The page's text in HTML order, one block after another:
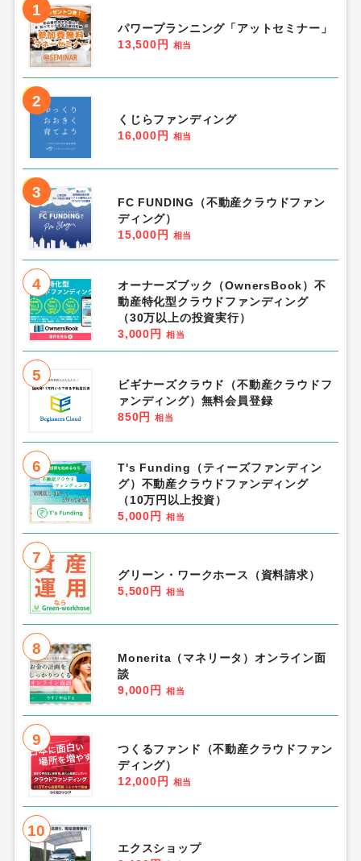
1
パワープランニング「アットセミナー」
13,500円
相当
2
くじらファンディング
16,000円
相当
3
FC FUNDING（不動産クラウドファン
ディング）
15,000円
相当
4
オーナーズブック（OwnersBook）不
動産特化型クラウドファンディング
（30万以上の投資実行）
3,000円
相当
5
ビギナーズクラウド（不動産クラウドフ
ァンディング）無料会員登録
850円
相当
6
T's Funding（ティーズファンディン
グ）不動産クラウドファンディング
（10万円以上投資）
5,000円
相当
7
グリーン・ワークホース（資料請求）
5,500円
相当
8
Monerita（マネリータ）オンライン面
談
9,000円
相当
9
つくるファンド（不動産クラウドファン
ディング）
12,000円
相当
10
エクスショップ